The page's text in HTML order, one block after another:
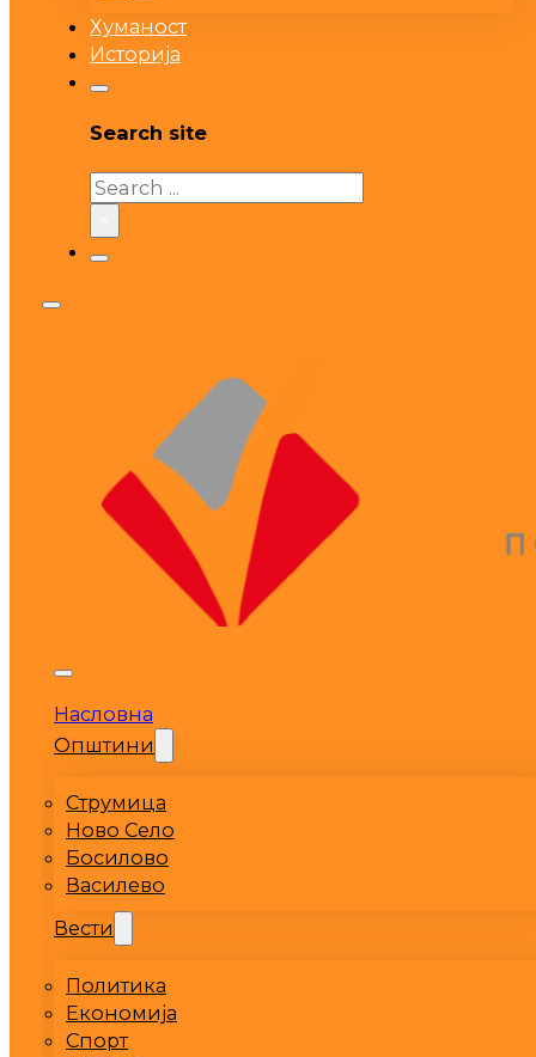
Хуманост
Историја
Search site
Search
Насловна
Општини
Струмица
Ново Село
Босилово
Василево
Вести
Политика
Економија
Спорт